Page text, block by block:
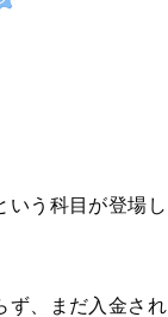
いう科目が登場し
ず、まだ入金され